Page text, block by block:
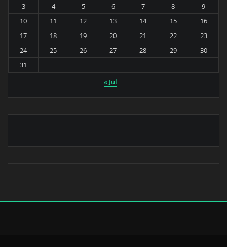
3
4 5 6 7 8
9
10
11 12 13 14 15
16
17
18 19 20 21 22
23
24
25 26 27 28 29
30
31
« Jul